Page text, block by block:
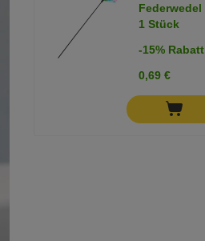
Federwedel
1 Stück
-15% Rabatt
0,69 €